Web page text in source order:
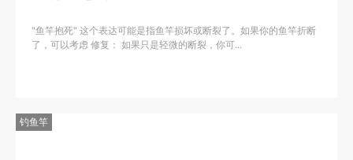
"鱼竿抱死" 这个表达可能是指鱼竿损坏或断裂了。如果你的鱼竿折断
了，可以考虑 修复： 如果只是轻微的断裂，你可...
钓鱼竿